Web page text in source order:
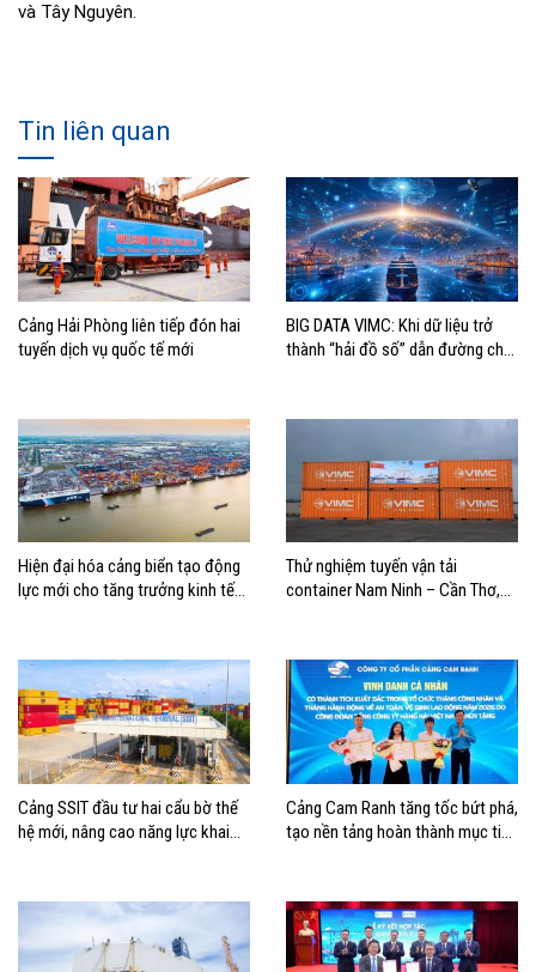
và Tây Nguyên.
Tin liên quan
Cảng Hải Phòng liên tiếp đón hai
tuyến dịch vụ quốc tế mới
BIG DATA VIMC: Khi dữ liệu trở
thành “hải đồ số” dẫn đường cho
Hiện đại hóa cảng biển tạo động
lực mới cho tăng trưởng kinh tế
Thử nghiệm tuyến vận tải
container Nam Ninh – Cần Thơ,
Cảng SSIT đầu tư hai cẩu bờ thế
hệ mới, nâng cao năng lực khai
Cảng Cam Ranh tăng tốc bứt phá,
tạo nền tảng hoàn thành mục tiêu